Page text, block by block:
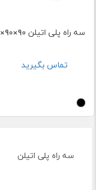
سه راه پلی اتیلن 90×90×90
تماس بگیرید
سه راه پلی اتیلن